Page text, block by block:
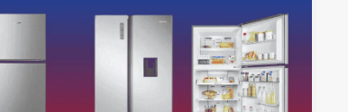
ثلاجات
هايسنس
2025:
الموديلات